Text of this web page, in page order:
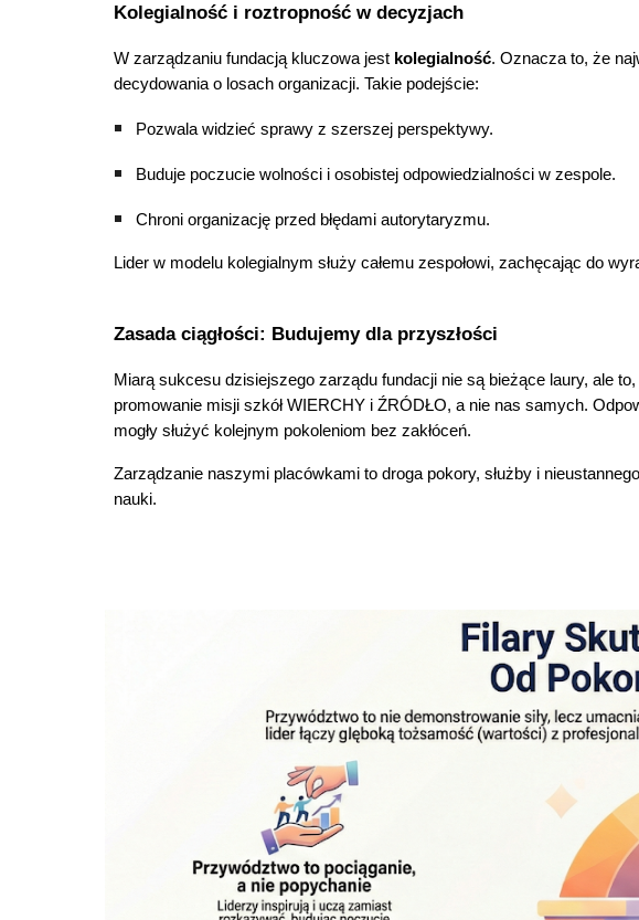
Kolegialność i roztropność w decyzjach
W zarządzaniu fundacją kluczowa jest kolegialność. Oznacza to, że
decydowania o losach organizacji. Takie podejście:
Pozwala widzieć sprawy z szerszej perspektywy.
Buduje poczucie wolności i osobistej odpowiedzialności w zespole.
Chroni organizację przed błędami autorytaryzmu.
Lider w modelu kolegialnym służy całemu zespołowi, zachęcając do
Zasada ciągłości: Budujemy dla przyszłości
Miarą sukcesu dzisiejszego zarządu fundacji nie są bieżące laury, ale
promowanie misji szkół WIERCHY i ŹRÓDŁO, a nie nas samych.
mogły służyć kolejnym pokoleniom bez zakłóceń.
Zarządzanie naszymi placówkami to droga pokory, służby i
nauki.